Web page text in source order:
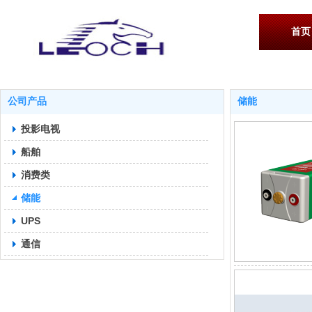
首页
公司产品
投影电视
船舶
消费类
储能
UPS
通信
储能